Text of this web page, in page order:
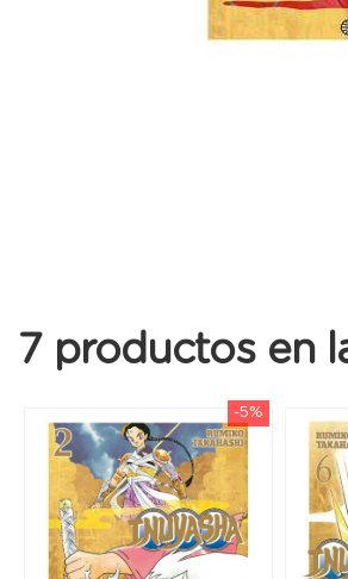
7 productos en
-5%